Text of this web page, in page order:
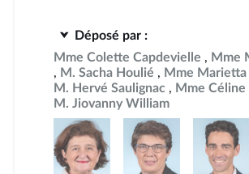
Date de dépôt
30 avril 2026
30 avril 2026
Déposé par :
Mme Colette Capdevielle
Mme
M. Sacha Houlié
Mme Marietta
M. Hervé Saulignac
Mme
M. Jiovanny William